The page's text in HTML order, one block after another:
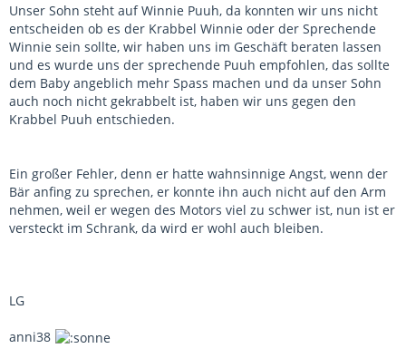
Unser Sohn steht auf Winnie Puuh, da konnten wir uns nicht
entscheiden ob es der Krabbel Winnie oder der Sprechende
Winnie sein sollte, wir haben uns im Geschäft beraten lassen
und es wurde uns der sprechende Puuh empfohlen, das sollte
dem Baby angeblich mehr Spass machen und da unser Sohn
auch noch nicht gekrabbelt ist, haben wir uns gegen den
Krabbel Puuh entschieden.
Ein großer Fehler, denn er hatte wahnsinnige Angst, wenn der
Bär anfing zu sprechen, er konnte ihn auch nicht auf den Arm
nehmen, weil er wegen des Motors viel zu schwer ist, nun ist er
versteckt im Schrank, da wird er wohl auch bleiben.
LG
anni38